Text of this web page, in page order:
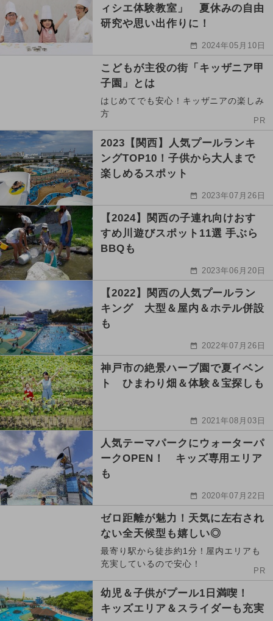
ィシエ体験教室」 夏休みの自由
研究や思い出作りに！
2024年05月10日
こどもが主役の街「キッザニア甲
子園」とは
はじめてでも安心！キッザニアの楽しみ
方
PR
2023【関西】人気プールランキ
ングTOP10！子供から大人まで
楽しめるスポット
2023年07月26日
【2024】関西の子連れ向けおす
すめ川遊びスポット11選 手ぶら
BBQも
2023年06月20日
【2022】関西の人気プールラン
キング 大型＆屋内＆ホテル併設
も
2022年07月26日
神戸市の絶景ハーブ園で夏イベン
ト ひまわり畑＆体験＆宝探しも
2021年08月03日
人気テーマパークにウォーターパ
ークOPEN！ キッズ専用エリア
も
2020年07月22日
ゼロ距離が魅力！天気に左右され
ない全天候型も嬉しい◎
最寄り駅から徒歩約1分！屋内エリアも
充実しているので安心！
PR
幼児＆子供がプール1日満喫！
キッズエリア＆スライダーも充実